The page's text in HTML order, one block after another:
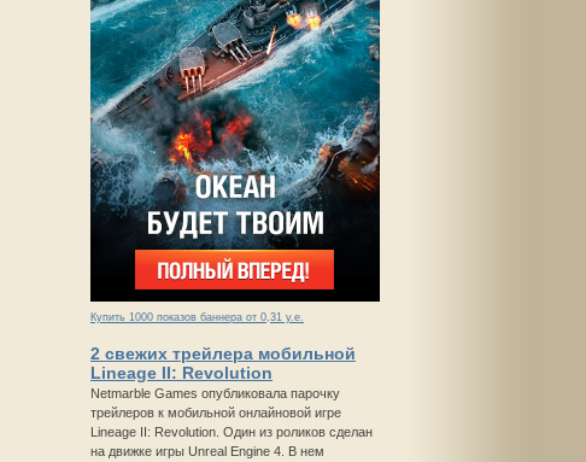
Купить 1000 показов баннера от 0,31 у.е.
2 свежих трейлера мобильной
Lineage II: Revolution
Netmarble Games опубликовала парочку
трейлеров к мобильной онлайновой игре
Lineage II: Revolution. Один из роликов сделан
на движке игры Unreal Engine 4. В нем